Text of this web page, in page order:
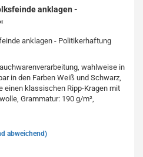
anklagen -
anklagen - Politikerhaftung
wahlweise in
in den Farben Weiß und Schwarz,
einen klassischen Ripp-Kragen mit
Grammatur: 190 g/m²,
abweichend)